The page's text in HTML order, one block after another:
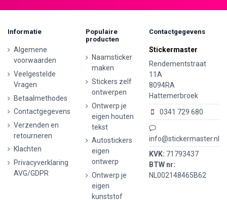
Informatie
Algemene
voorwaarden
Veelgestelde
Vragen
Betaalmethodes
Contactgegevens
Verzenden en
retourneren
Klachten
Privacyverklaring
AVG/GDPR
Populaire
producten
Naamsticker
maken
Stickers zelf
ontwerpen
Ontwerp je
eigen houten
tekst
Autostickers
eigen
ontwerp
Ontwerp je
eigen
kunststof
Contactgegevens
Stickermaster
Rendementstraat
11A
8094RA
Hattemerbroek
0341 729 680
info@stickermaster.nl
KVK: 71793437
BTW nr:
NL002148465B62